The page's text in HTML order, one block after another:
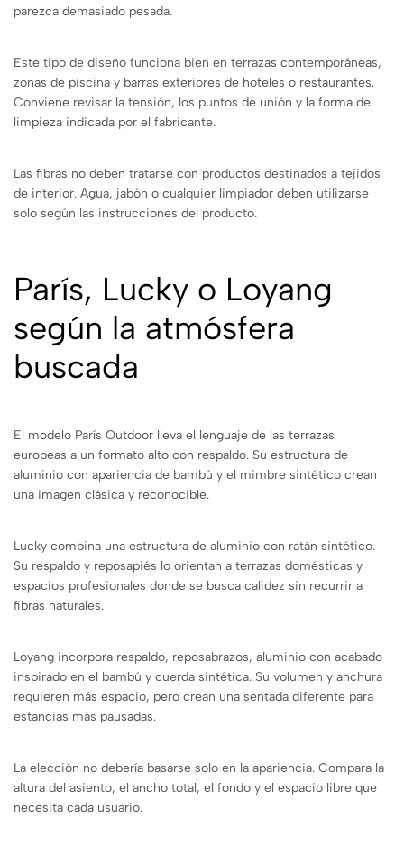
parezca demasiado pesada.
Este tipo de diseño funciona bien en terrazas contemporáneas,
zonas de piscina y barras exteriores de hoteles o restaurantes.
Conviene revisar la tensión, los puntos de unión y la forma de
limpieza indicada por el fabricante.
Las fibras no deben tratarse con productos destinados a tejidos
de interior. Agua, jabón o cualquier limpiador deben utilizarse
solo según las instrucciones del producto.
París, Lucky o Loyang
según la atmósfera
buscada
El modelo París Outdoor lleva el lenguaje de las terrazas
europeas a un formato alto con respaldo. Su estructura de
aluminio con apariencia de bambú y el mimbre sintético crean
una imagen clásica y reconocible.
Lucky combina una estructura de aluminio con ratán sintético.
Su respaldo y reposapiés lo orientan a terrazas domésticas y
espacios profesionales donde se busca calidez sin recurrir a
fibras naturales.
Loyang incorpora respaldo, reposabrazos, aluminio con acabado
inspirado en el bambú y cuerda sintética. Su volumen y anchura
requieren más espacio, pero crean una sentada diferente para
estancias más pausadas.
La elección no debería basarse solo en la apariencia. Compara la
altura del asiento, el ancho total, el fondo y el espacio libre que
necesita cada usuario.